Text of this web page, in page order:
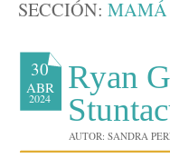
SECCIÓN: MAMÁ
30
ABR
2024
Ryan
AUTOR: SANDRA